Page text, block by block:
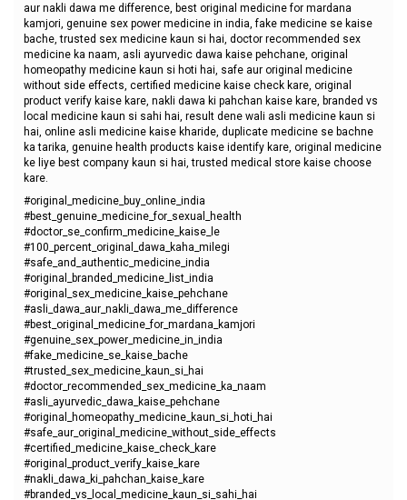
aur nakli dawa me difference, best original medicine for mardana
kamjori, genuine sex power medicine in india, fake medicine se kaise
bache, trusted sex medicine kaun si hai, doctor recommended sex
medicine ka naam, asli ayurvedic dawa kaise pehchane, original
homeopathy medicine kaun si hoti hai, safe aur original medicine
without side effects, certified medicine kaise check kare, original
product verify kaise kare, nakli dawa ki pahchan kaise kare, branded vs
local medicine kaun si sahi hai, result dene wali asli medicine kaun si
hai, online asli medicine kaise kharide, duplicate medicine se bachne
ka tarika, genuine health products kaise identify kare, original medicine
ke liye best company kaun si hai, trusted medical store kaise choose
kare.
#original_medicine_buy_online_india
#best_genuine_medicine_for_sexual_health
#doctor_se_confirm_medicine_kaise_le
#100_percent_original_dawa_kaha_milegi
#safe_and_authentic_medicine_india
#original_branded_medicine_list_india
#original_sex_medicine_kaise_pehchane
#asli_dawa_aur_nakli_dawa_me_difference
#best_original_medicine_for_mardana_kamjori
#genuine_sex_power_medicine_in_india
#fake_medicine_se_kaise_bache
#trusted_sex_medicine_kaun_si_hai
#doctor_recommended_sex_medicine_ka_naam
#asli_ayurvedic_dawa_kaise_pehchane
#original_homeopathy_medicine_kaun_si_hoti_hai
#safe_aur_original_medicine_without_side_effects
#certified_medicine_kaise_check_kare
#original_product_verify_kaise_kare
#nakli_dawa_ki_pahchan_kaise_kare
#branded_vs_local_medicine_kaun_si_sahi_hai